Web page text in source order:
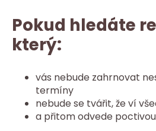
Pokud hledáte
který:
vás nebude zahrnovat
termíny
nebude se tvářit, že ví
a přitom odvede